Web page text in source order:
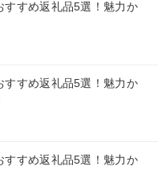
すすめ返礼品5選！魅力か
すすめ返礼品5選！魅力か
すすめ返礼品5選！魅力か